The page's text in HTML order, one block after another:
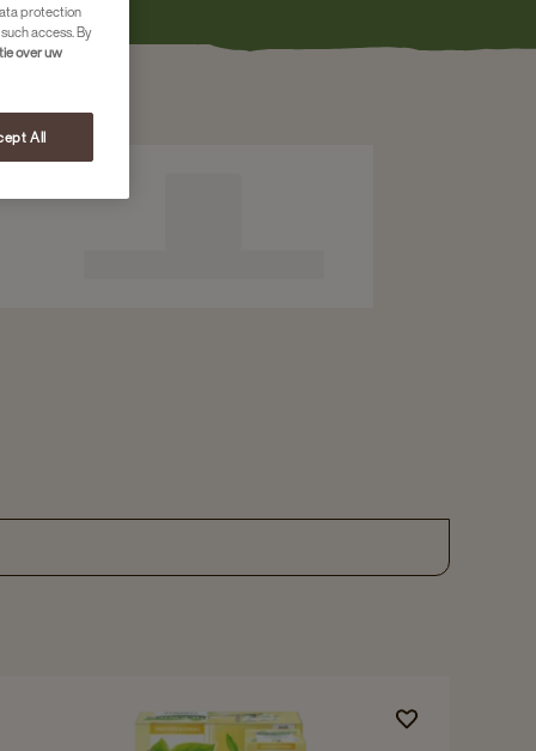
Navigate
to
protection
access. By
over uw
All